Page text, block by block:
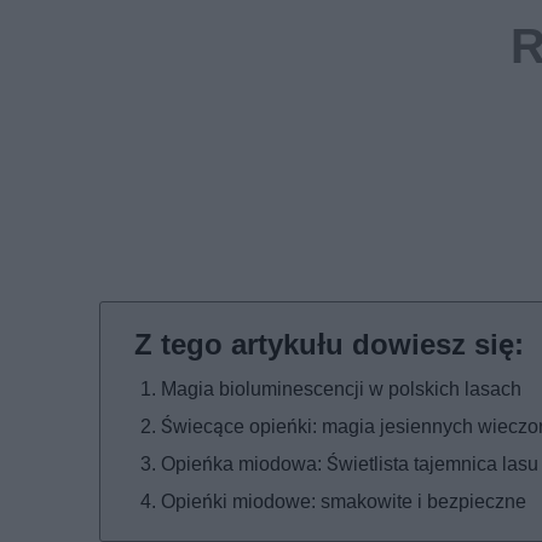
Magia bioluminescencji w polskich lasach
Świecące opieńki: magia jesiennych
Opieńka miodowa: Świetlista tajemnica lasu
Opieńki miodowe: smakowite i bezpieczne